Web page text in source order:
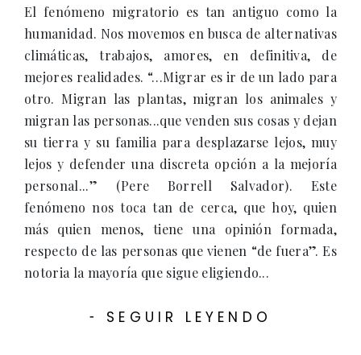
El fenómeno migratorio es tan antiguo como la
humanidad. Nos movemos en busca de alternativas
climáticas, trabajos, amores, en definitiva, de
mejores realidades. “…Migrar es ir de un lado para
otro. Migran las plantas, migran los animales y
migran las personas...que venden sus cosas y dejan
su tierra y su familia para desplazarse lejos, muy
lejos y defender una discreta opción a la mejoría
personal...” (Pere Borrell Salvador). Este
fenómeno nos toca tan de cerca, que hoy, quien
más quien menos, tiene una opinión formada,
respecto de las personas que vienen “de fuera”. Es
notoria la mayoría que sigue eligiendo...
- SEGUIR LEYENDO